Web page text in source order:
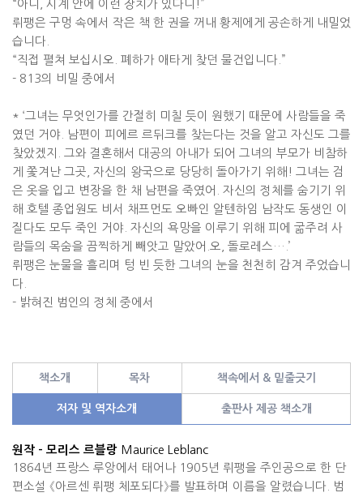
“아니 시계 안에 이런 장치가 있다니 !”
뤼팽은 구멍 속에서 작은 책 한 권을 꺼내 황제에게 공손하게 내밀었
습니다
“직접 펼쳐 보십시오 폐하가 애타게 찾던 물건입니다 .”
- 813의 비밀 중에서
* ‘ 그녀는 무엇인가를 간절히 미칠 듯이 원했기 때문에 사람들을 죽
였던 거야
남편이 피에르 르뒤크를 찾는다는 것을 알고 자신도 그를
찾았겠지
그와 결혼해서 대공의 아내가 되어 그녀의 부모가 비참하
게 쫓겨난 그곳 자신의 왕국으로 당당히 돌아가기 위해 ! 그녀는 검
은 옷을 입고 변장을 한 채 남편을 죽였어
자신의 정체를 숨기기 위
해 호텔 종업원도 비서 채프먼도 오빠인 알텐하임 남작도 동생인 이
질다도 모두 죽인 거야 자신의 욕망을 이루기 위해 피에 굶주려 사
람들의 목숨을 끔찍하게 빼앗고 말았어 오 돌로레스 … .’
뤼팽은 눈물을 흘리며 텅 빈 듯한 그녀의 눈을 천천히 감겨 주었습니
다
- 밝혀진 범인의 정체 중에서
책소개 목차 책속에서 & 밑줄긋기
저자 및 역자소개 출판사 제공 책소개
원작 - 모리스 르블랑 Maurice Leblanc
1864년 프랑스 루앙에서 태어나 1905 년 뤼팽을 주인공으로 한 단
편소설 《아르센 뤼팽 체포되다》를 발표하며 이름을 알렸습니다
범